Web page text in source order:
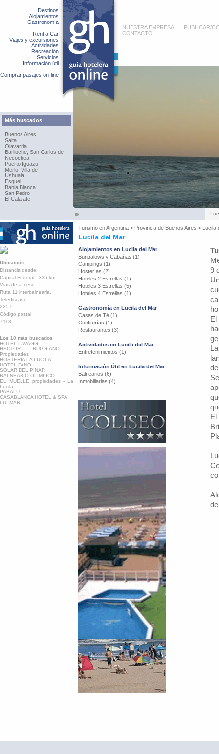
Destinos
Alojamientos
Gastronomía
Rent a Car
Viajes y excursiones
Actividades
Recreación
Servicios
Información útil
Comprar pasajes on-line
Más buscados
Buenos Aires
Salta
Olavarria
Bariloche, San Carlos de
Necochea
Puerto Iguazu
Merlo, Villa de
Ushuaia
Esquel
Bahia Blanca
San Pedro
El Calafate
NUESTRA EMPRESA
CONTACTO
PUBLICAR/
Turismo enArgentina > Provincia de Buenos Aires > Lucila
Lucila del Mar
Ubicación
Distancia desde:
Capital Federal : 335 km
Vias de acceso:
Ruta 11 interbalnearia.
Telediscado:
2257
Código postal:
7113
Los 10 más buscados
HOTEL LAVAGGI
HECTOR BUGGIANO -
Propiedades
HOSTERIA LA LUCILA
HOTEL FANO
SOLAR DEL PINAR
BALNEARIO OLIMPICO
EL MUELLE propiedades - La
Lucila
PABALU
CASABLANCA HOTEL & SPA
LUI MAR
Alojamientos en Lucila del Mar
Bungalows y Cabañas (1)
Campings (1)
Hosterías (2)
Hoteles 2 Estrellas (1)
Hoteles 3 Estrellas (5)
Hoteles 4 Estrellas (1)
Gastronomía en Lucila del Mar
Casas de Té (1)
Confiterías (1)
Restaurantes (3)
Actividades en Lucila del Mar
Entretenimientos (1)
Información Útil en Lucila del Mar
Balnearios (6)
Inmobiliarias (4)
9
El
El